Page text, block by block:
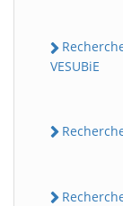
VESUBiE